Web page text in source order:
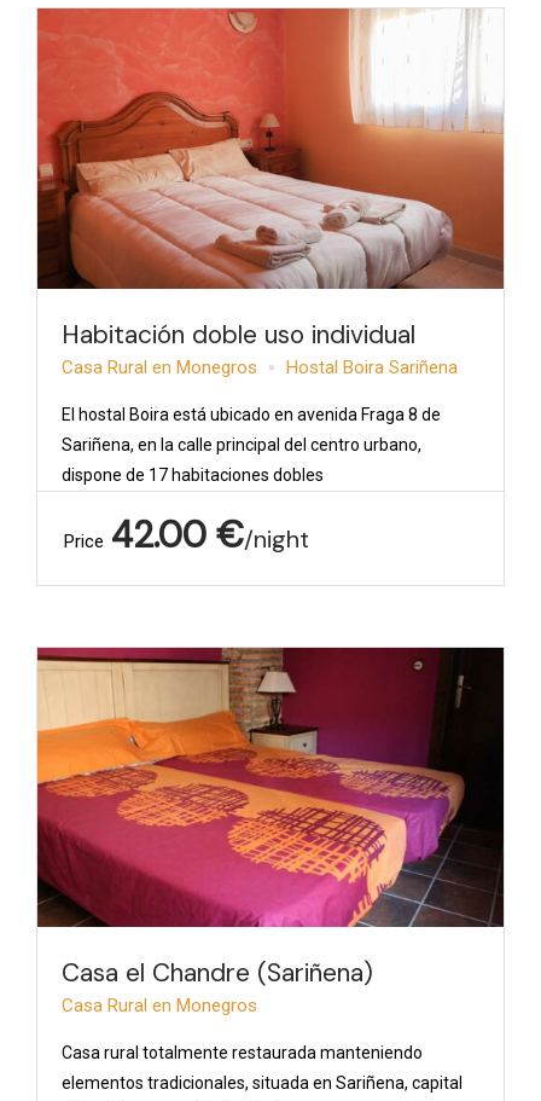
Habitación doble uso individual
Casa Rural en Monegros Hostal Boira Sariñena
El hostal Boira está ubicado en avenida Fraga 8 de
Sariñena, en la calle principal del centro urbano,
dispone de 17 habitaciones dobles
Price 42.00 € night
Casa el Chandre (Sariñena)
Casa Rural en Monegros
Casa rural totalmente restaurada manteniendo
elementos tradicionales, situada en Sariñena, capital